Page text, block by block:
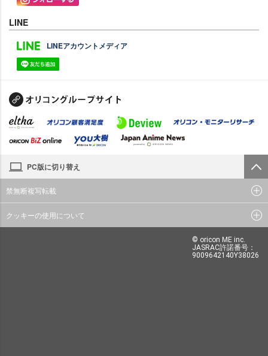
LINE
LINEアカウントメディア
PC版に切り替え
禁無断複写転載
クッキーの使用について
© oricon ME inc.
JASRAC許諾番号：
9009642140Y38026